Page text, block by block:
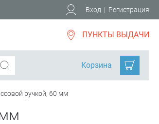
Вход | Регистрация
ПУНКТЫ ВЫДАЧИ
Корзина
ручкой, 60 мм